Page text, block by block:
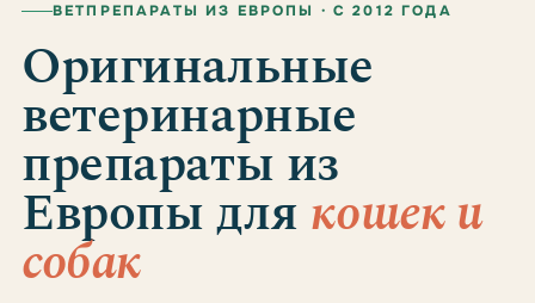
ВЕТПРЕПАРАТЫ ИЗ ЕВРОПЫ · С 2012 ГОДА
Оригинальные
ветеринарные
препараты из
Европы длякошек и
собак